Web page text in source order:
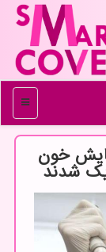
منو
خون
شدند